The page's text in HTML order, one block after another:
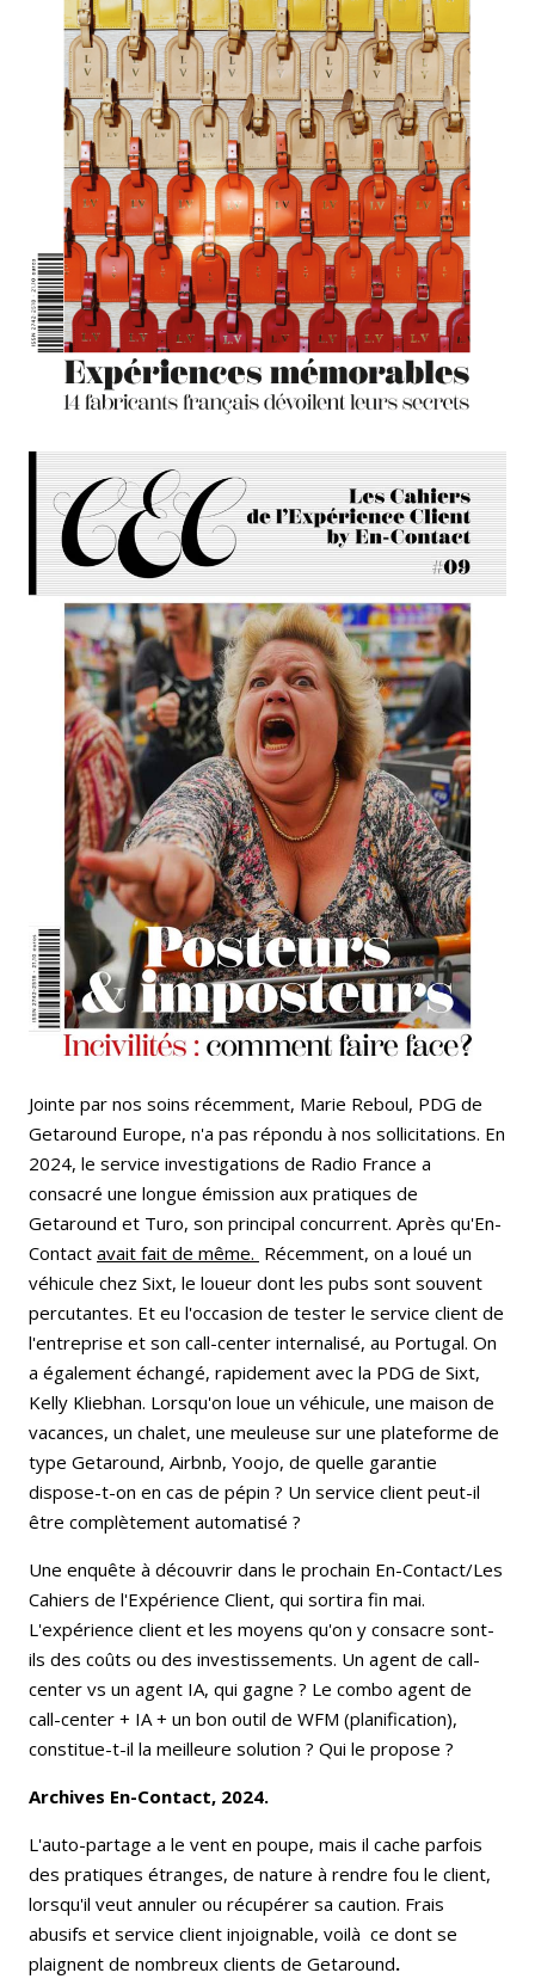
Jointe par nos soins récemment, Marie Reboul, PDG de
Getaround Europe, n'a pas répondu à nos sollicitations. En
2024, le service investigations de Radio France a
consacré une longue émission aux pratiques de
Getaround et Turo, son principal concurrent. Après qu'En-
Contact avait fait de même. Récemment, on a loué un
véhicule chez Sixt, le loueur dont les pubs sont souvent
percutantes. Et eu l'occasion de tester le service client de
l'entreprise et son call-center internalisé, au Portugal. On
a également échangé, rapidement avec la PDG de Sixt,
Kelly Kliebhan. Lorsqu'on loue un véhicule, une maison de
vacances, un chalet, une meuleuse sur une plateforme de
type Getaround, Airbnb, Yoojo, de quelle garantie
dispose-t-on en cas de pépin ? Un service client peut-il
être complètement automatisé ?
Une enquête à découvrir dans le prochain En-Contact/Les
Cahiers de l'Expérience Client, qui sortira fin mai.
L'expérience client et les moyens qu'on y consacre sont-
ils des coûts ou des investissements. Un agent de call-
center vs un agent IA, qui gagne ? Le combo agent de
call-center + IA + un bon outil de WFM (planification),
constitue-t-il la meilleure solution ? Qui le propose ?
Archives En-Contact, 2024.
L'auto-partage a le vent en poupe, mais il cache parfois
des pratiques étranges, de nature à rendre fou le client,
lorsqu'il veut annuler ou récupérer sa caution. Frais
abusifs et service client injoignable, voilà ce dont se
plaignent de nombreux clients de Getaround.